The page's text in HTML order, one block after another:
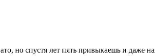
но спустя лет пять привыкаешь и даже